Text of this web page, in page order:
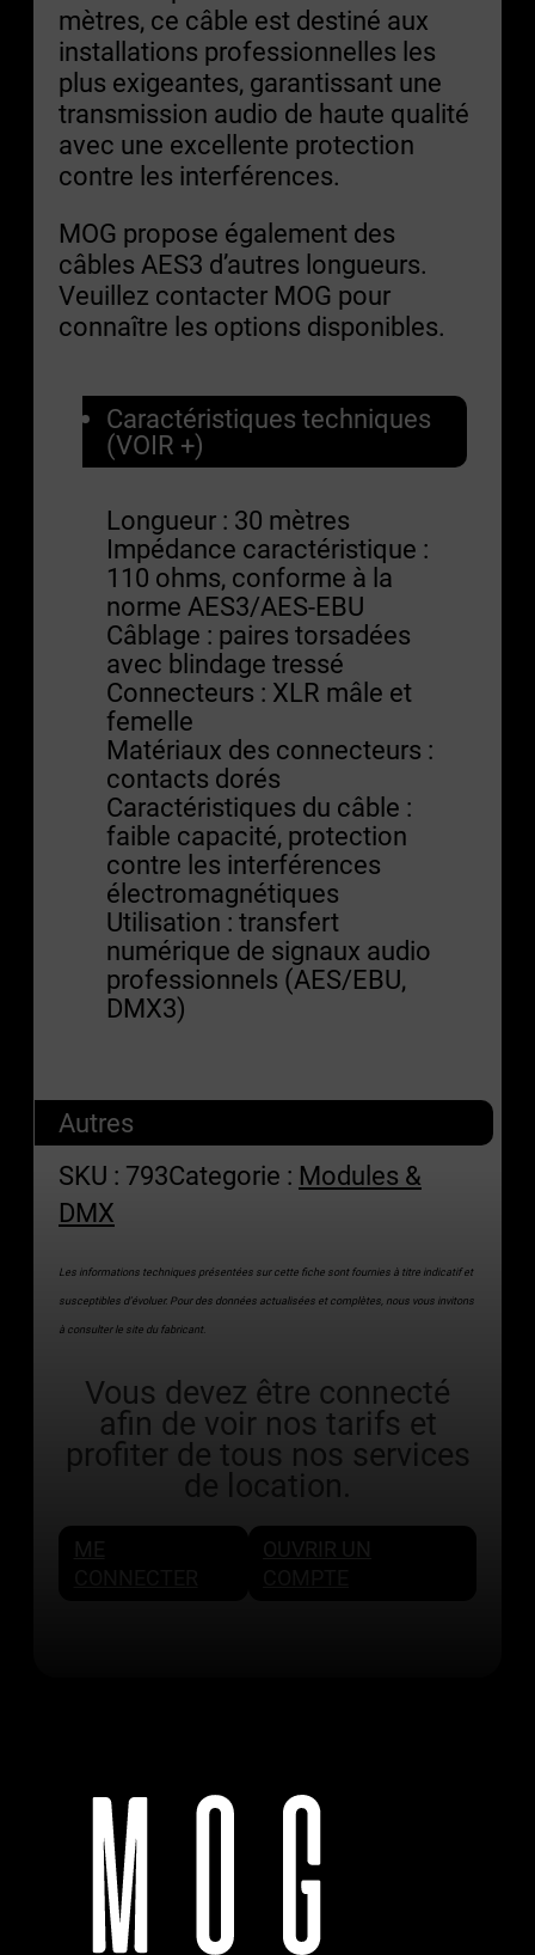
mètres, ce câble est destiné aux
installations professionnelles les
plus exigeantes, garantissant une
transmission audio de haute qualité
avec une excellente protection
contre les interférences.
MOG propose également des
câbles AES3 d’autres longueurs.
Veuillez contacter MOG pour
connaître les options disponibles.
Caractéristiques techniques
(VOIR +)
Longueur : 30 mètres
Impédance caractéristique :
110 ohms, conforme à la
norme AES3/AES-EBU
Câblage : paires torsadées
avec blindage tressé
Connecteurs : XLR mâle et
femelle
Matériaux des connecteurs :
contacts dorés
Caractéristiques du câble :
faible capacité, protection
contre les interférences
électromagnétiques
Utilisation : transfert
numérique de signaux audio
professionnels (AES/EBU,
DMX3)
Autres
SKU : 793Categorie : Modules &
DMX
Les informations techniques présentées sur cette fiche sont fournies à titre indicatif et
susceptibles d’évoluer. Pour des données actualisées et complètes, nous vous invitons
à consulter le site du fabricant.
Vous devez être connecté
afin de voir nos tarifs et
profiter de tous nos services
de location.